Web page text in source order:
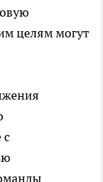
целям могут
с